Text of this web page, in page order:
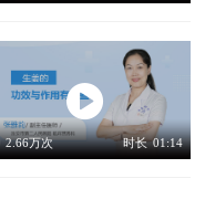
2.66万次 时长 01:14